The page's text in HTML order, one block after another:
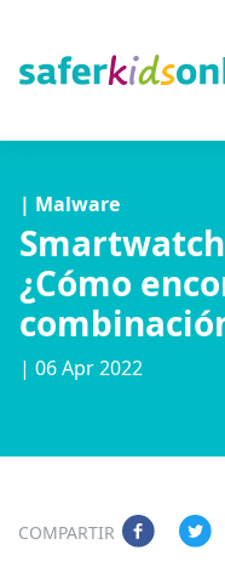
| Malware
¿Cómo
| 06 Apr 2022
COMPARTIR